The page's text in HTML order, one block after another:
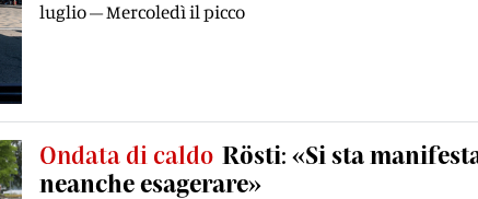
luglio – Mercoledì il picco
Ondata di caldo Rösti: «Si sta
neanche esagerare»